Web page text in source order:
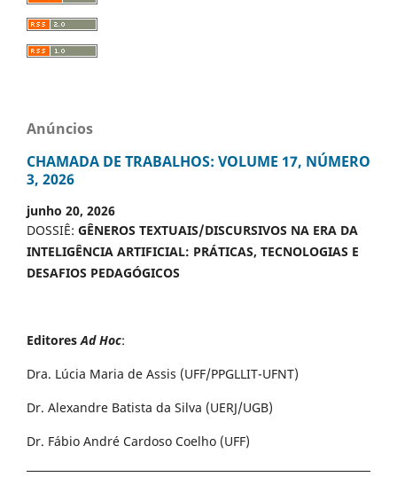
Anúncios
CHAMADA DE TRABALHOS: VOLUME 17, NÚMERO
3, 2026
junho 20, 2026
DOSSIÊ: GÊNEROS TEXTUAIS/DISCURSIVOS NA ERA DA
INTELIGÊNCIA ARTIFICIAL: PRÁTICAS, TECNOLOGIAS E
DESAFIOS PEDAGÓGICOS
EditoresAd Hoc:
Dra. Lúcia Maria de Assis (UFF/PPGLLIT-UFNT)
Dr. Alexandre Batista da Silva (UERJ/UGB)
Dr. Fábio André Cardoso Coelho (UFF)